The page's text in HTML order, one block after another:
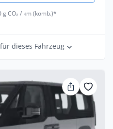
g CO₂ / km (komb.)*
dieses Fahrzeug